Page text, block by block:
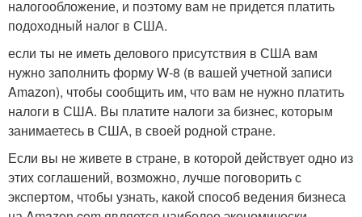
налогообложение, и поэтому вам не придется платить
подоходный налог в США.
если ты не иметь делового присутствия в США вам
нужно заполнить форму W-8 (в вашей учетной записи
Amazon), чтобы сообщить им, что вам не нужно платить
налоги в США. Вы платите налоги за бизнес, которым
занимаетесь в США, в своей родной стране.
Если вы не живете в стране, в которой действует одно из
этих соглашений, возможно, лучше поговорить с
экспертом, чтобы узнать, какой способ ведения бизнеса